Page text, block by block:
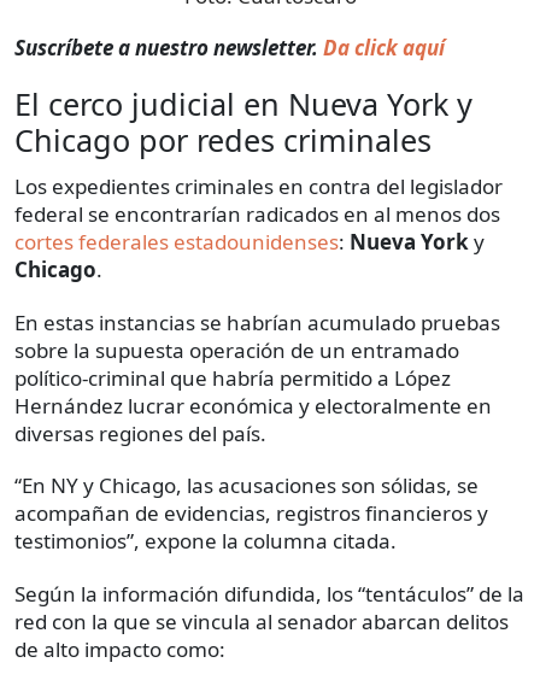
Suscríbete a nuestro newsletter. Da click aquí
El cerco judicial en Nueva York y
Chicago por redes criminales
Los expedientes criminales en contra del legislador
federal se encontrarían radicados en al menos dos
cortes federales estadounidenses: Nueva Yorky
Chicago.
En estas instancias se habrían acumulado pruebas
sobre la supuesta operación de un entramado
político-criminal que habría permitido a López
Hernández lucrar económica y electoralmente en
diversas regiones del país.
“En NY y Chicago, las acusaciones son sólidas, se
acompañan de evidencias, registros financieros y
testimonios”, expone la columna citada.
Según la información difundida, los “tentáculos” de la
red con la que se vincula al senador abarcan delitos
de alto impacto como: